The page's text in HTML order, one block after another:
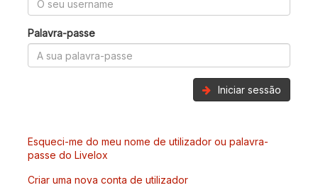
Palavra-passe
Iniciar sessão
Esqueci-me do meu nome de utilizador ou palavra-
passe do Livelox
Criar uma nova conta de utilizador